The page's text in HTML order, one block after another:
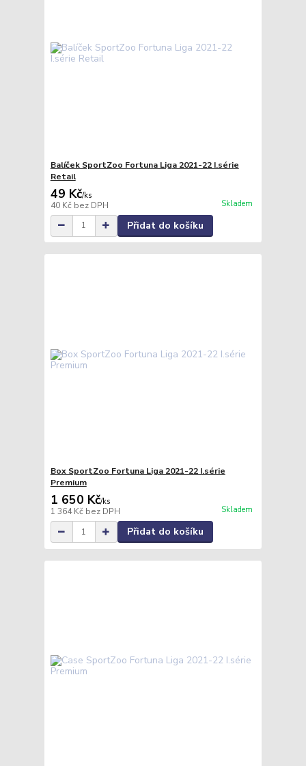
Balíček SportZoo Fortuna Liga 2021-22 I.série
Retail
49 Kč/ks
40 Kč bez DPH Skladem
Přidat do košíku
Box SportZoo Fortuna Liga 2021-22 I.série
Premium
1 650 Kč/ks
1 364 Kč bez DPH Skladem
Přidat do košíku